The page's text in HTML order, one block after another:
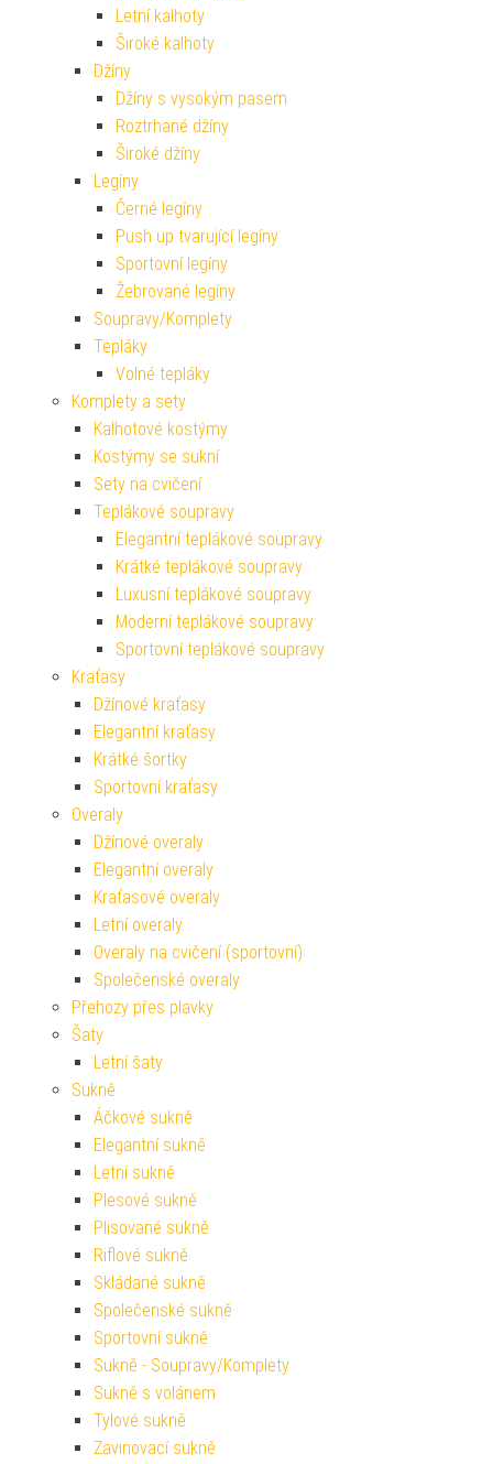
Letní kalhoty
Široké kalhoty
Džíny
Džíny s vysokým pasem
Roztrhané džíny
Široké džíny
Legíny
Černé legíny
Push up tvarující legíny
Sportovní legíny
Žebrované legíny
Soupravy/Komplety
Tepláky
Volné tepláky
Komplety a sety
Kalhotové kostýmy
Kostýmy se sukní
Sety na cvičení
Teplákové soupravy
Elegantní teplákové soupravy
Krátké teplákové soupravy
Luxusní teplákové soupravy
Moderní teplákové soupravy
Sportovní teplákové soupravy
Kraťasy
Džínové kraťasy
Elegantní kraťasy
Krátké šortky
Sportovní kraťasy
Overaly
Džínové overaly
Elegantní overaly
Kraťasové overaly
Letní overaly
Overaly na cvičení (sportovní)
Společenské overaly
Přehozy přes plavky
Šaty
Letní šaty
Sukně
Áčkové sukně
Elegantní sukně
Letní sukně
Plesové sukně
Plisované sukně
Riflové sukně
Skládané sukně
Společenské sukně
Sportovní sukně
Sukně - Soupravy/Komplety
Sukně s volánem
Tylové sukně
Zavinovací sukně